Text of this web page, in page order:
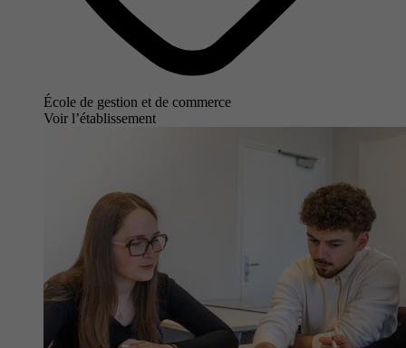
École de gestion et de commerce
Voir l’établissement